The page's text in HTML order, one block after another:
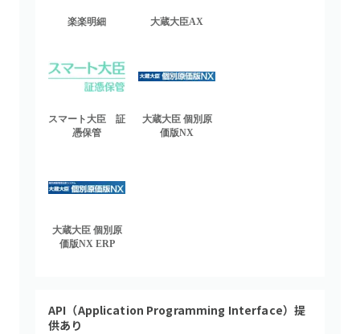
楽楽明細 大蔵大臣AX
スマート大臣 証
憑保管
大蔵大臣 個別原
価版NX
大蔵大臣 個別原
価版NX ERP
API（Application Programming Interface）提
供あり